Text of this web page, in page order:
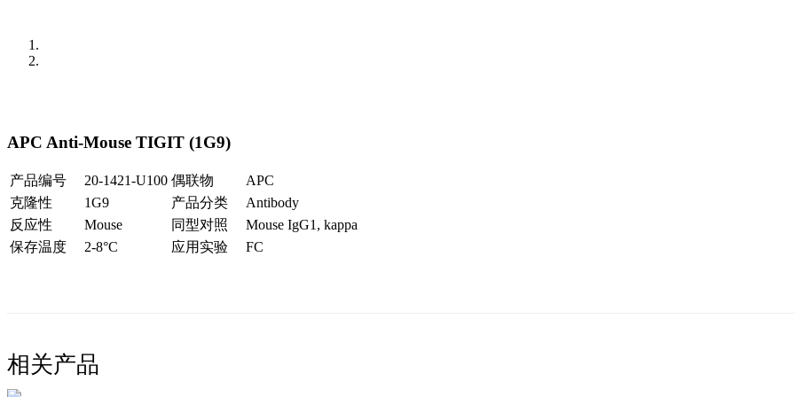
APC Anti-Mouse TIGIT (1G9)
产品编号 20-1421-U100 偶联物
APC
克隆性
1G9 产品分类
Antibody
反应性
Mouse 同型对照
Mouse IgG1, kappa
保存温度
2-8°C 应用实验 FC
相关产品